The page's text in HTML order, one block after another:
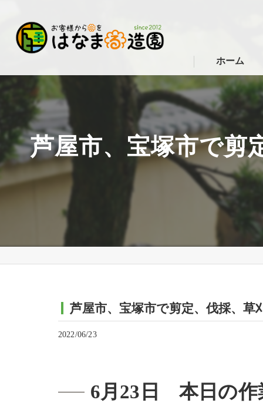
ホーム
芦屋市、宝塚市で
芦屋市、宝塚市で剪定、伐採、
2022/06/23
6月23日 本日の作